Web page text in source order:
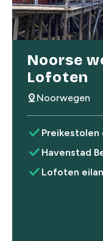
Noorse
Lofoten
pin_dropNoorwegen
check Preikestolen
check Havenstad
check Lofoten